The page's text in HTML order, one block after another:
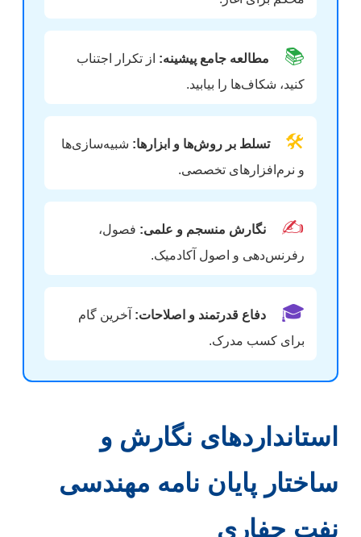
📚 مطالعه جامع پیشینه: از تکرار اجتناب
کنید، شکاف‌ها را بیابید.
🛠️ تسلط بر روش‌ها و ابزارها: شبیه‌سازی‌ها
و نرم‌افزارهای تخصصی.
✍️ نگارش منسجم و علمی: فصول،
رفرنس‌دهی و اصول آکادمیک.
🎓 دفاع قدرتمند و اصلاحات: آخرین گام
برای کسب مدرک.
استانداردهای نگارش و
ساختار پایان نامه مهندسی
نفت حفاری